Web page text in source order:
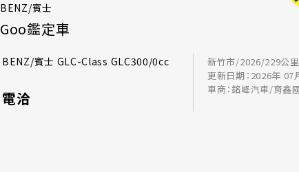
BENZ/賓士
Goo鑑定車
BENZ/賓士 GLC-Class GLC300/0cc
電洽
新竹市/2026/229公里
更新日期：2026年 07
車商：銘峰汽車/育鑫